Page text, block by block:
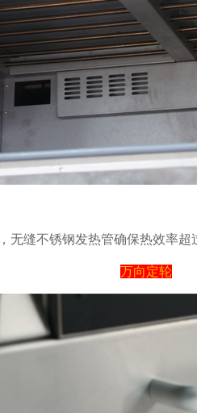
无缝不锈钢发热管确保热效率
万向定轮